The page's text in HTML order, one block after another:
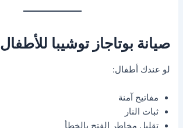
صيانة بوتاجاز توشيبا للأطفال
لو عندك أطفال:
مفاتيح آمنة
ثبات النار
تقليل مخاطر الفتح بالخطأ